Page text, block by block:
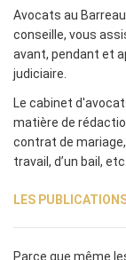
Avocats au
conseille, vous
avant, pendant et
judiciaire.
Le cabinet
matière de
contrat de
travail, d’un bail,
LES
Parce que même